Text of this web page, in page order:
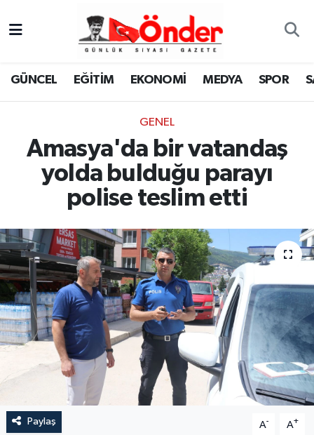
GÜNCEL EĞİTİM EKONOMİ MEDYA SPOR
GENEL
Amasya'da bir vatandaş
yolda bulduğu parayı
polise teslim etti
Paylaş A- A+
GÜNCEL
MEDYA
SPOR
SAĞLIK
KÜLTÜR-SANAT
YAŞAM
RESMİ İLAN
Zonguldak Nöbetçi Eczaneler
Zonguldak Namaz Vakitleri
Zonguldak Trafik Yoğunluk Haritası
TFF 3.Lig 4.Grup Puan Durumu ve Fikstür
Tüm Manşetler
Son Dakika Haberleri
Haber Arşivi